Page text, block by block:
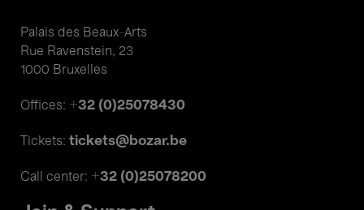
Palais des Beaux-Arts
Rue Ravenstein, 23
1000 Bruxelles
Offices: +32 (0)25078430
Tickets: tickets@bozar.be
Call center: +32 (0)25078200